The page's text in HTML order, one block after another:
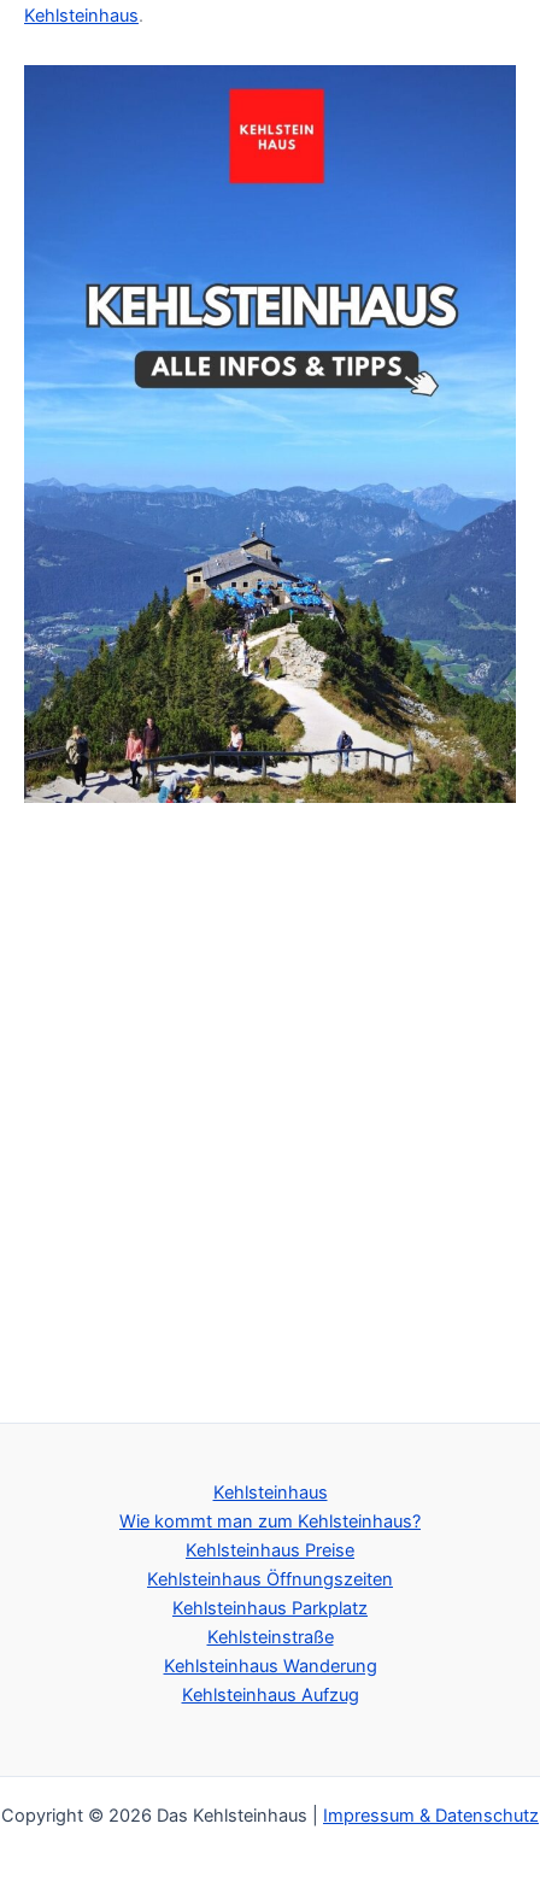
Kehlsteinhaus.
Kehlsteinhaus
Wie kommt man zum Kehlsteinhaus?
Kehlsteinhaus Preise
Kehlsteinhaus Öffnungszeiten
Kehlsteinhaus Parkplatz
Kehlsteinstraße
Kehlsteinhaus Wanderung
Kehlsteinhaus Aufzug
Copyright © 2026 Das Kehlsteinhaus | Impressum & Datenschutz